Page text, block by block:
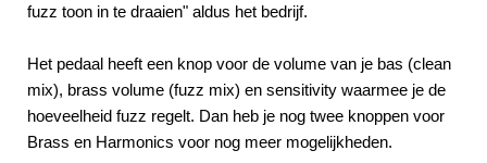
fuzz toon in te draaien" aldus het bedrijf.
Het pedaal heeft een knop voor de volume van je bas (clean
mix), brass volume (fuzz mix) en sensitivity waarmee je de
hoeveelheid fuzz regelt. Dan heb je nog twee knoppen voor
Brass en Harmonics voor nog meer mogelijkheden.